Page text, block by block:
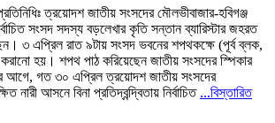
ত্রয়োদশ জাতীয় সংসদের মৌলভীবাজার-হবিগঞ্জ
সংসদ সদস্য বড়লেখার কৃতি সন্তান ব্যারিস্টার জহরত
৩ এপ্রিল রাত ৯টায় সংসদ ভবনের শপথকক্ষে (পূর্ব ব্লক,
হয়। শপথ পাঠ করিয়েছেন জাতীয় সংসদের স্পিকার
আগে, গত ৩০ এপ্রিল ত্রয়োদশ জাতীয় সংসদের
নারী আসনে বিনা প্রতিদ্বন্দ্বিতায় নির্বাচিত ...বিস্তারিত